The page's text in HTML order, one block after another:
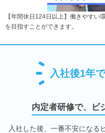
【年間休日124日以上】働きやすい
を目指すことができます。
入社後1年
内定者研修で、ビ
入社した後、一番不安になる